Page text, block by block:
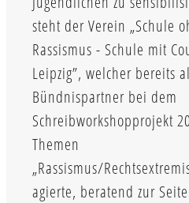
steht der Verein „Schule
Rassismus - Schule mit
Leipzig”, welcher bereits
Bündnispartner bei dem
Schreibworkshopprojekt
Themen
„Rassismus/
agierte, beratend zur